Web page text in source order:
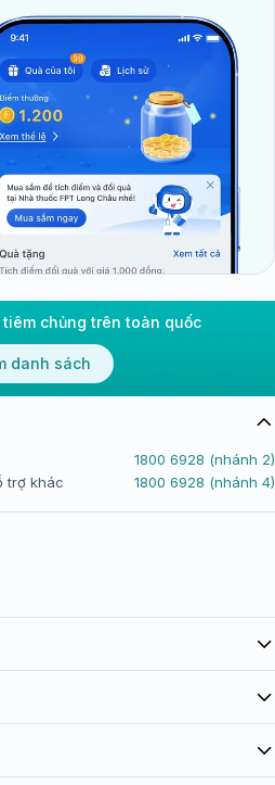
chủng trên toàn quốc
danh sách
Long Châu
1800 6928 (nhánh 2)
trợ khác
1800 6928 (nhánh 4)